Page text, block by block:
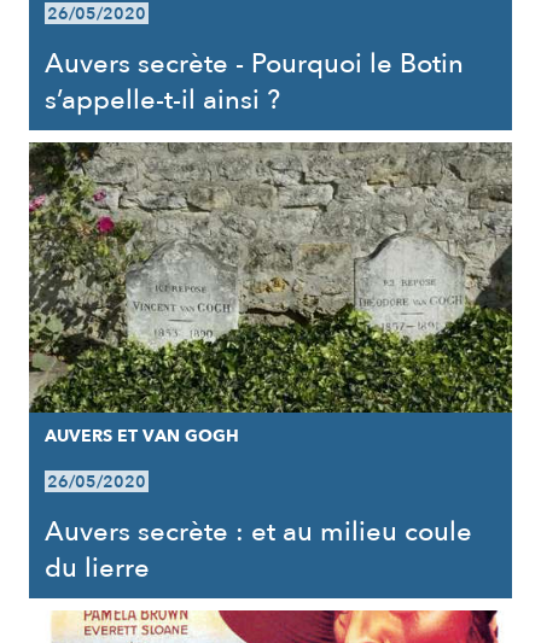
26/05/2020
Auvers secrète - Pourquoi le Botin
s’appelle-t-il ainsi ?
AUVERS ET VAN GOGH
26/05/2020
Auvers secrète : et au milieu coule
du lierre